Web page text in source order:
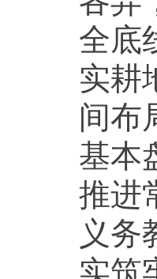
全底
实耕
间布
基本
推进
义
实筑